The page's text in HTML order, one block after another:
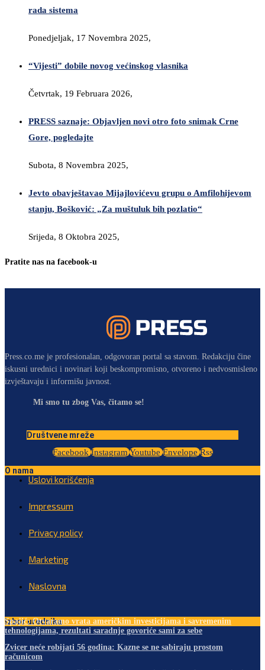
rada sistema
Ponedjeljak, 17 Novembra 2025,
“Vijesti” dobile novog većinskog vlasnika
Četvrtak, 19 Februara 2026,
PRESS saznaje: Objavljen novi otro foto snimak Crne
Gore, pogledajte
Subota, 8 Novembra 2025,
Jevto obavještavao Mijajlovićevu grupu o Amfilohijevom
stanju, Bošković: „Za muštuluk bih pozlatio“
Srijeda, 8 Oktobra 2025,
Pratite nas na facebook-u
Press.co.me je profesionalan, odgovoran portal sa stavom. Redakciju čine
iskusni urednici i novinari koji beskompromisno, otvoreno i nedvosmisleno
izvještavaju i informišu javnost.
Mi smo tu zbog Vas, čitamo se!
Društvene mreže
Facebook Instagram Youtube Envelope Rss
O nama
Uslovi korišćenja
Impressum
Privacy policy
Marketing
Naslovna
Izbor urednika
Spajić: Otvaramo vrata američkim investicijama i savremenim
tehnologijama, rezultati saradnje govoriće sami za sebe
Zvicer neće robijati 56 godina: Kazne se ne sabiraju prostom
računicom